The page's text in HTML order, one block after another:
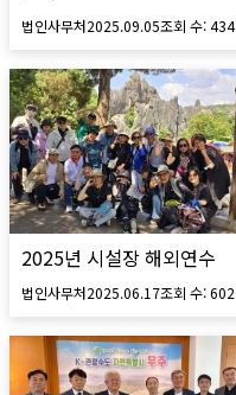
법인사무처2025.09.05조회 수:434
2025년 시설장 해외연수
법인사무처2025.06.17조회 수:602